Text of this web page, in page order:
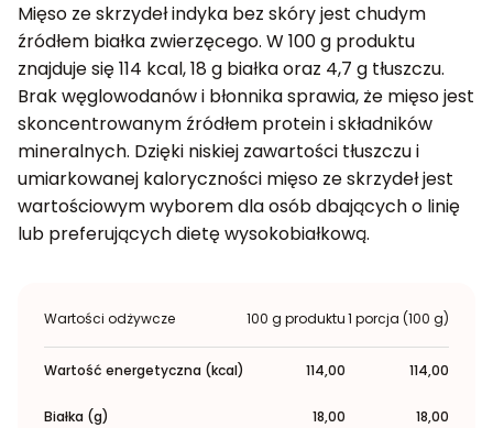
Mięso ze skrzydeł indyka bez skóry jest chudym
źródłem białka zwierzęcego. W 100 g produktu
znajduje się 114 kcal, 18 g białka oraz 4,7 g tłuszczu.
Brak węglowodanów i błonnika sprawia, że mięso jest
skoncentrowanym źródłem protein i składników
mineralnych. Dzięki niskiej zawartości tłuszczu i
umiarkowanej kaloryczności mięso ze skrzydeł jest
wartościowym wyborem dla osób dbających o linię
lub preferujących dietę wysokobiałkową.
Wartości odżywcze 100 g produktu1 porcja (100 g)
Wartość energetyczna (kcal) 114,00 114,00
Białka (g) 18,00 18,00